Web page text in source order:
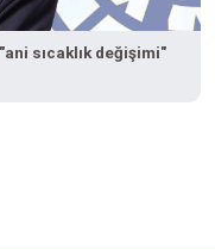
sıcaklık değişimi"